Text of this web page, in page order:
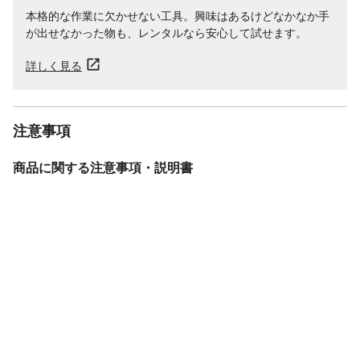
本格的な作業に欠かせない工具。興味はあるけどなかなか手
が出せなかった物も、レンタルなら安心して試せます。
詳しく見る
注意事項
商品に関する注意事項・説明書